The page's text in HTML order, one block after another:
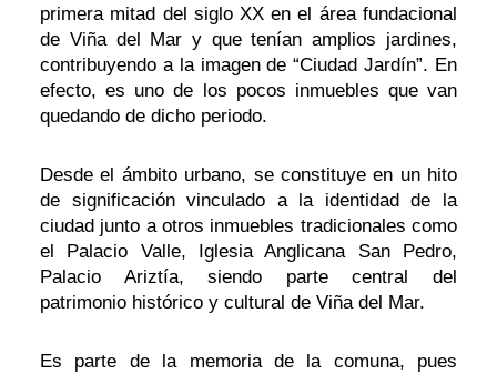
primera mitad del siglo XX en el área fundacional
de Viña del Mar y que tenían amplios jardines,
contribuyendo a la imagen de “Ciudad Jardín”. En
efecto, es uno de los pocos inmuebles que van
quedando de dicho periodo.
Desde el ámbito urbano, se constituye en un hito
de significación vinculado a la identidad de la
ciudad junto a otros inmuebles tradicionales como
el Palacio Valle, Iglesia Anglicana San Pedro,
Palacio Ariztía, siendo parte central del
patrimonio histórico y cultural de Viña del Mar.
Es parte de la memoria de la comuna, pues